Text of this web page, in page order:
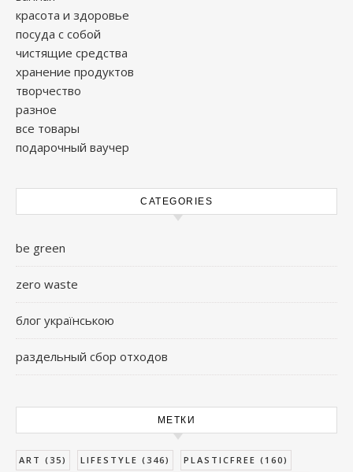
красота и здоровье
посуда с собой
чистящие средства
хранение продуктов
творчество
разное
все товары
подарочный ваучер
CATEGORIES
be green
zero waste
блог українською
раздельный сбор отходов
МЕТКИ
ART (35) LIFESTYLE (346) PLASTICFREE (160)